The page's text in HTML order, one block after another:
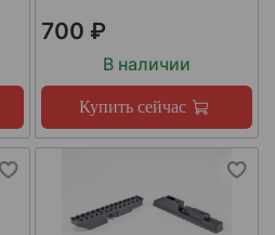
700 ₽
В наличии
Купить сейчас